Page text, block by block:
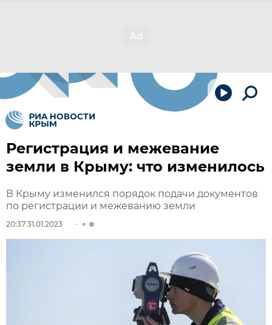
Регистрация и межевание
земли в Крыму: что изменилось
В Крыму изменился порядок подачи документов
по регистрации и межеванию земли
20:37 31.01.2023